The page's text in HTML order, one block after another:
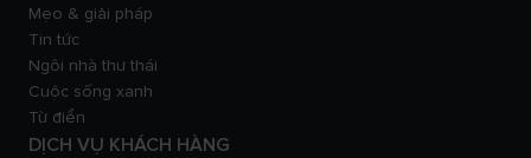
Mẹo & giải pháp
Tin tức
Ngôi nhà thư thái
Cuộc sống xanh
Từ điển
DỊCH VỤ KHÁCH HÀNG